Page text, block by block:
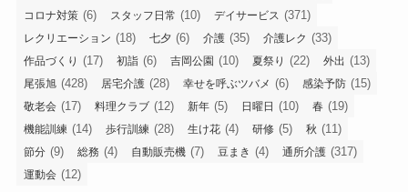
コロナ対策 (6) スタッフ日常 (10) デイサービス (371)
レクリエーション (18) 七夕 (6) 介護 (35) 介護レク (33)
作品づくり (17) 初詣 (6) 吉岡公園 (10) 夏祭り (22) 外出 (13)
尾張旭 (428) 居宅介護 (28) 幸せを呼ぶツバメ (6) 感染予防 (15)
敬老会 (17) 料理クラブ (12) 新年 (5) 日曜日 (10) 春 (19)
機能訓練 (14) 歩行訓練 (28) 生け花 (4) 研修 (5) 秋 (11)
節分 (9) 総務 (4) 自動販売機 (7) 豆まき (4) 通所介護 (317)
運動会 (12)